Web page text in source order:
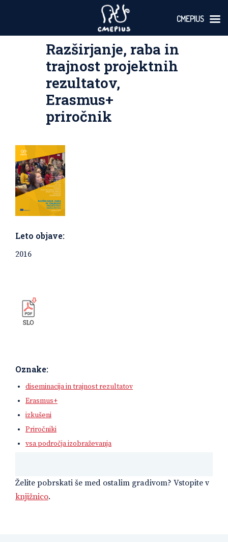
Razširjanje, raba in
trajnost projektnih
rezultatov,
Erasmus+
priročnik
Leto objave:
2016
Oznake:
diseminacija in trajnost rezultatov
Erasmus+
izkušeni
Priročniki
vsa področja izobraževanja
Želite pobrskati še med ostalim gradivom? Vstopite v
knjižnico.
CMEPIUS